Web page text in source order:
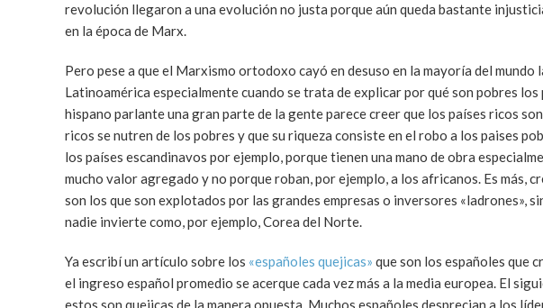
revolución llegaron a una evolución no justa porque aún queda bastante
en la época de Marx.
Pero pese a que el Marxismo ortodoxo cayó en desuso en la mayoría del mundo
Latinoamérica especialmente cuando se trata de explicar por qué son pobres
hispano parlante una gran parte de la gente parece creer que los países ricos
ricos se nutren de los pobres y que su riqueza consiste en el robo a los paises
los países escandinavos por ejemplo, porque tienen una mano de obra
mucho valor agregado y no porque roban, por ejemplo, a los africanos. Es más,
son los que son explotados por las grandes empresas o inversores «ladrones»,
nadie invierte como, por ejemplo, Corea del Norte.
Ya escribí un artículo sobre los «españoles quejicas» que son los españoles que
el ingreso español promedio se acerque cada vez más a la media europea. El
estos son quejicas de la manera opuesta. Muchos españoles desprecian a los